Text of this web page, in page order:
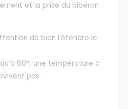
et la prise du biberon
de bien l’étendre le
60°, une température à
pas.